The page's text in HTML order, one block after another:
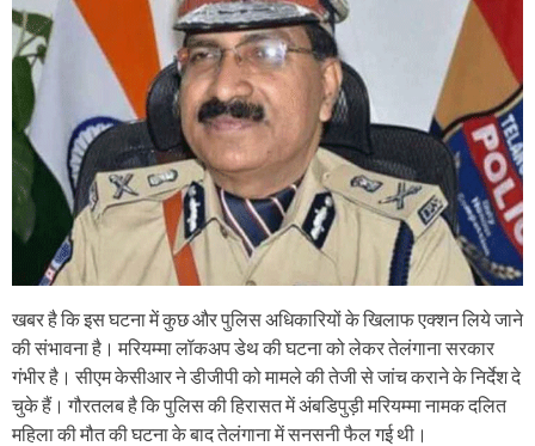
खबर है कि इस घटना में कुछ और पुलिस अधिकारियों के खिलाफ एक्शन लिये जाने
की संभावना है। मरियम्मा लॉकअप डेथ की घटना को लेकर तेलंगाना सरकार
गंभीर है। सीएम केसीआर ने डीजीपी को मामले की तेजी से जांच कराने के निर्देश दे
चुके हैं। गौरतलब है कि पुलिस की हिरासत में अंबडिपुड़ी मरियम्मा नामक दलित
महिला की मौत की घटना के बाद तेलंगाना में सनसनी फैल गई थी।